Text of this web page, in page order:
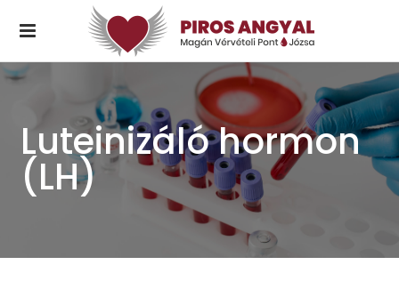
Luteinizáló hormon
(LH)